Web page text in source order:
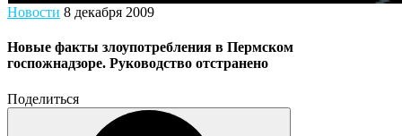
Новости 8 декабря 2009
Новые факты злоупотребления в Пермском
госпожнадзоре. Руководство отстранено
Поделиться